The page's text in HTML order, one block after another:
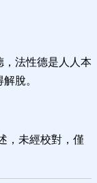
，法性德是人人本
脫。
，未經校對，僅